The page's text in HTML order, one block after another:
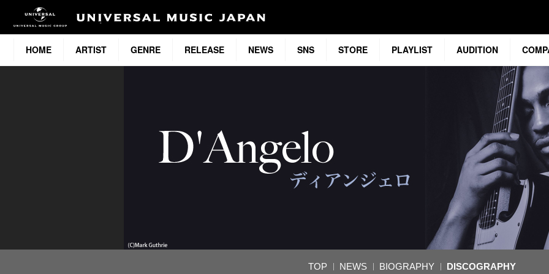
HOME ARTIST GENRE RELEASE NEWS SNS STORE PLAYLIST AUDITION
TOP NEWS BIOGRAPHY DISCOGRAPHY